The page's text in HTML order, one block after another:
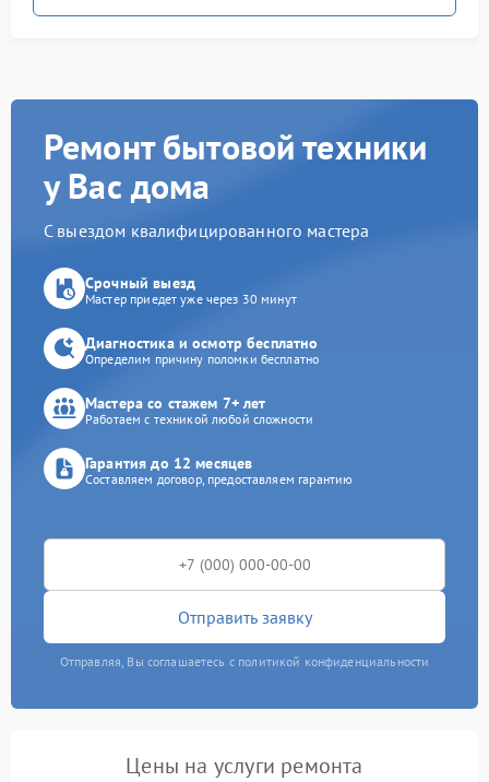
Ремонт бытовой техники
у Вас дома
С выездом квалифицированного мастера
Срочный выезд
Мастер приедет уже через 30 минут
Диагностика и осмотр бесплатно
Определим причину поломки бесплатно
Мастера со стажем 7+ лет
Работаем с техникой любой сложности
Гарантия до 12 месяцев
Составляем договор, предоставляем гарантию
Отправить заявку
Отправляя, Вы соглашаетесь с политикой конфиденциальности
Цены на услуги ремонта